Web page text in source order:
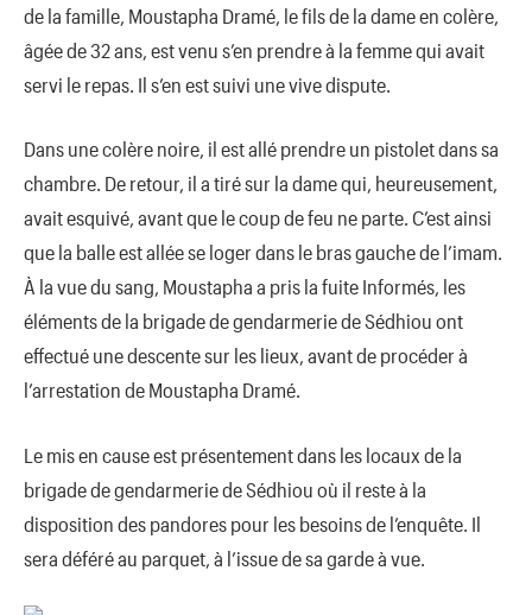
de la famille, Moustapha Dramé, le fils de la dame en colère,
âgée de 32 ans, est venu s’en prendre à la femme qui avait
servi le repas. Il s’en est suivi une vive dispute.
Dans une colère noire, il est allé prendre un pistolet dans sa
chambre. De retour, il a tiré sur la dame qui, heureusement,
avait esquivé, avant que le coup de feu ne parte. C’est ainsi
que la balle est allée se loger dans le bras gauche de l’imam.
À la vue du sang, Moustapha a pris la fuite Informés, les
éléments de la brigade de gendarmerie de Sédhiou ont
effectué une descente sur les lieux, avant de procéder à
l’arrestation de Moustapha Dramé.
Le mis en cause est présentement dans les locaux de la
brigade de gendarmerie de Sédhiou où il reste à la
disposition des pandores pour les besoins de l’enquête. Il
sera déféré au parquet, à l’issue de sa garde à vue.